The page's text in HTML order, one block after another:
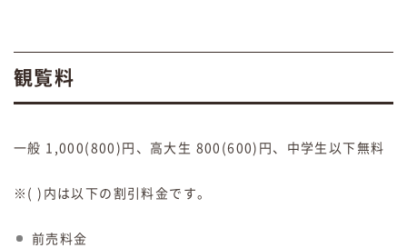
観覧料
一般 1,000(800)円、高大生 800(600)円、中学生以下無料
※( )内は以下の割引料金です。
前売料金